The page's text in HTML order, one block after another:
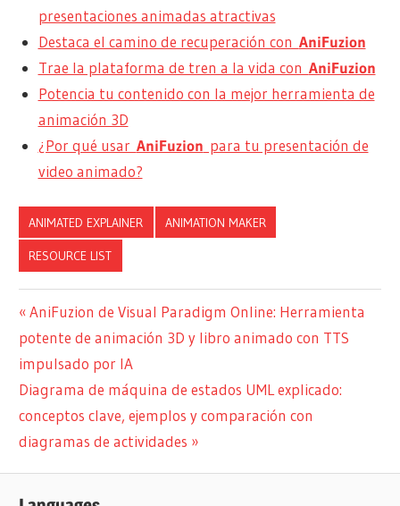
presentaciones animadas atractivas
Destaca el camino de recuperación con AniFuzion
Trae la plataforma de tren a la vida con AniFuzion
Potencia tu contenido con la mejor herramienta de
animación 3D
¿Por qué usar AniFuzion para tu presentación de
video animado?
ANIMATED EXPLAINER ANIMATION MAKER
RESOURCE LIST
Navegación
de
entradas
Entrada
anterior:
AniFuzion de Visual Paradigm Online: Herramienta
potente de animación 3D y libro animado con TTS
impulsado por IA
Siguiente
entrada:
Diagrama de máquina de estados UML explicado:
conceptos clave, ejemplos y comparación con
diagramas de actividades